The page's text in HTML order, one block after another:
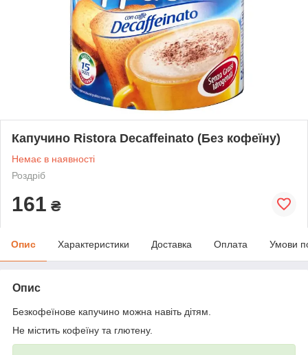
Капучино Ristora Decaffeinato (Без кофеїну)
Немає в наявності
Роздріб
161 ₴
Опис Характеристики Доставка Оплата Умови
Опис
Безкофеїнове капучино можна навіть дітям.
Не містить кофеїну та глютену.